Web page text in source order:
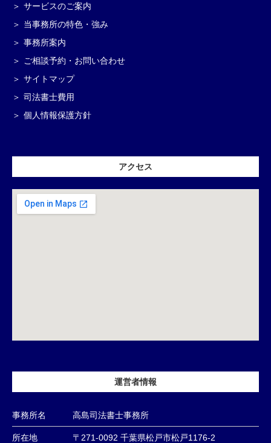
サービスのご案内
当事務所の特色・強み
事務所案内
ご相談予約・お問い合わせ
サイトマップ
司法書士費用
個人情報保護方針
アクセス
運営者情報
事務所名 高島司法書士事務所
所在地 〒271-0092 千葉県松戸市松戸1176-2